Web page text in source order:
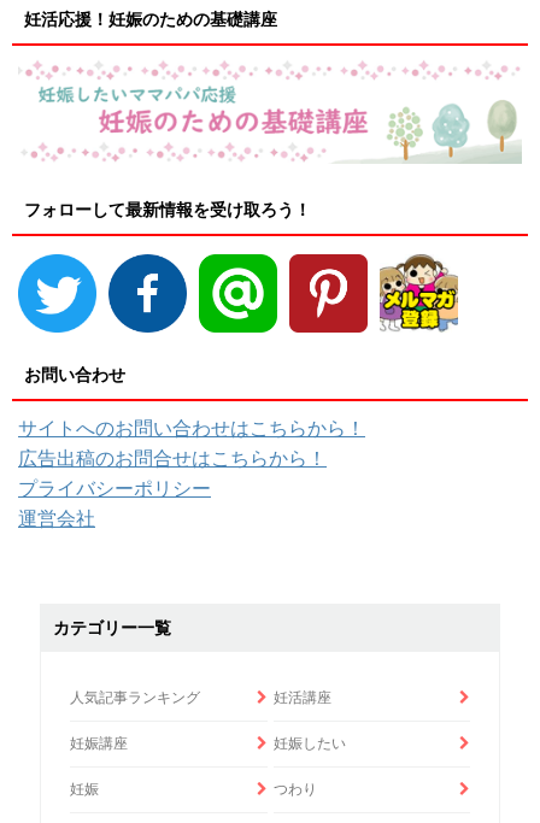
妊活応援！妊娠のための基礎講座
フォローして最新情報を受け取ろう！
お問い合わせ
サイトへのお問い合わせはこちらから！
広告出稿のお問合せはこちらから！
プライバシーポリシー
運営会社
カテゴリー一覧
人気記事ランキング 妊活講座
妊娠講座 妊娠したい
妊娠 つわり